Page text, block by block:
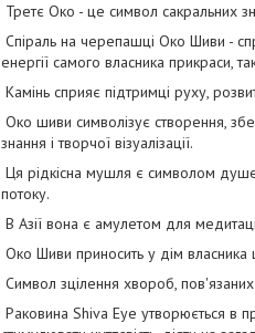
Третє Око - це символ сакральних
Спіраль на черепашці Око Шиви -
енергії самого власника прикраси,
Камінь сприяє підтримці руху,
Око шиви символізує створення,
знання і творчої візуалізації.
Ця рідкісна мушля є символом
потоку.
В Азії вона є амулетом для
Око Шиви приносить у дім власника
Символ зцілення хвороб,
Раковина Shiva Eye утворюється в